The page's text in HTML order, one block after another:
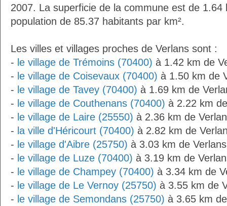
2007. La superficie de la commune est de 1.64
population de 85.37 habitants par km².
Les villes et villages proches de Verlans sont :
- le village de Trémoins (70400) à 1.42 km de
- le village de Coisevaux (70400) à 1.50 km de
- le village de Tavey (70400) à 1.69 km de
- le village de Couthenans (70400) à 2.22 km
- le village de Laire (25550) à 2.36 km de
- la ville d'Héricourt (70400) à 2.82 km de
- le village d'Aibre (25750) à 3.03 km de Verlans
- le village de Luze (70400) à 3.19 km de
- le village de Champey (70400) à 3.34 km de
- le village de Le Vernoy (25750) à 3.55 km de
- le village de Semondans (25750) à 3.65 km